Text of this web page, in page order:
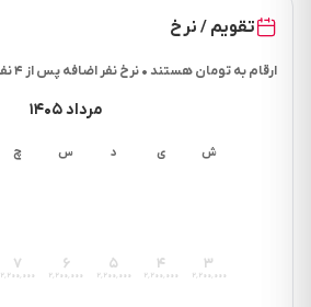
تقویم / نرخ
ارقام به تومان هستند • نرخ نفر اضافه پس از ۴ نفر محاسبه می‌شود
مرداد ۱۴۰۵
ش ی د س چ
۳
۲٬۲۰۰٬۰۰۰
۴
۲٬۲۰۰٬۰۰۰
۵
۲٬۲۰۰٬۰۰۰
۶
۲٬۲۰۰٬۰۰۰
۷
۲٬۲۰۰٬۰۰۰